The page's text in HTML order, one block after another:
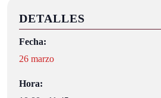
DETALLES
Fecha:
26 marzo
Hora: